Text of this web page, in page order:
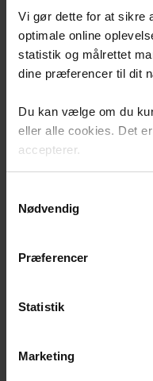
Vi gør dette for at sikre
optimale online
statistik og målrettet
dine præferencer til dit
Du kan vælge om du
eller alle cookies. Det
accepterer.
Nødvendig
Præferencer
Statistik
Marketing
Namn*
Telefonnummer